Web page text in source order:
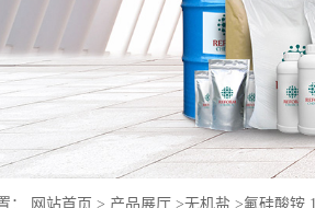
： 网站首页 > 产品展厅 >无机盐 >氟硅酸铵